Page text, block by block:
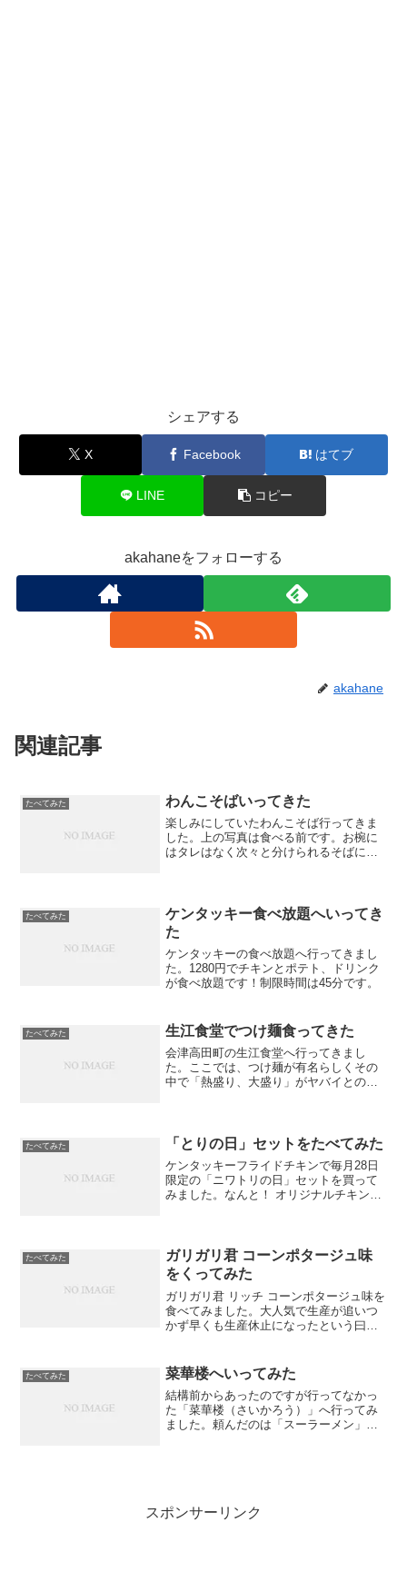
シェアする
X Facebook はてブ
LINE コピー
akahaneをフォローする
akahane
関連記事
たべてみた わんこそばいってきた
楽しみにしていたわんこそば行ってきま
した。上の写真は食べる前です。お椀に
はタレはなく次々と分けられるそばに
ていきます。タレも飲んでた...
たべてみた
ケンタッキー食べ放題へいってき
た
ケンタッキーの食べ放題へ行ってきまし
た。1280円でチキンとポテト、ドリンク
が食べ放題です！制限時間は45分です。
たべてみた 生江食堂でつけ麺食ってきた
会津高田町の生江食堂へ行ってきまし
た。ここでは、つけ麺が有名らしくその
中で「熱盛り、大盛り」がヤバイとのこ
り」だそうです。そこでさら...
たべてみた 「とりの日」セットをたべてみた
ケンタッキーフライドチキンで毎月28日
限定の「ニワトリの日」セットを買って
みました。なんと！ オリジナルチキン4
たべてみた
ガリガリ君 コーンポタージュ味
をくってみた
ガリガリ君 リッチ コーンポタージュ味を
食べてみました。大人気で生産が追いつ
かず早くも生産休止になったという曰く
たべてみた 菜華楼へいってみた
結構前からあったのですが行ってなかっ
た「菜華楼（さいかろう）」へ行ってみ
ました。頼んだのは「スーラーメン」、
スポンサーリンク